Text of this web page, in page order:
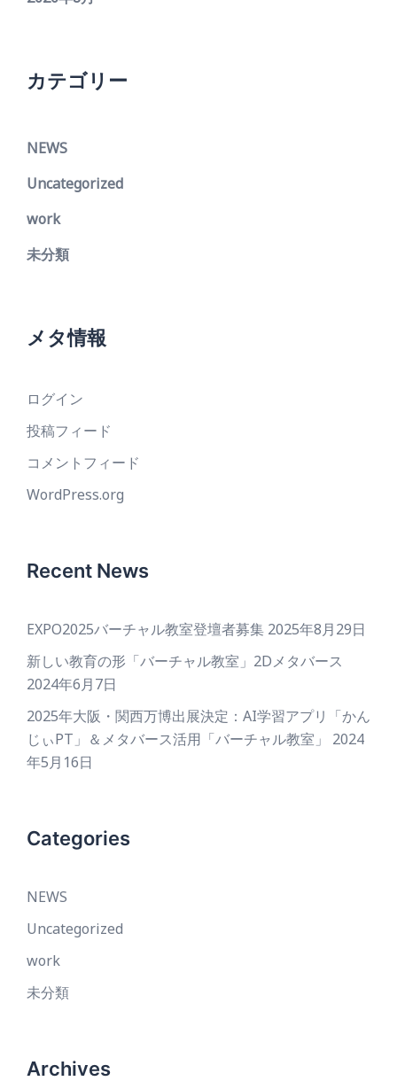
カテゴリー
NEWS
Uncategorized
work
未分類
メタ情報
ログイン
投稿フィード
コメントフィード
WordPress.org
Recent News
EXPO2025バーチャル教室登壇者募集 2025年8月29日
新しい教育の形「バーチャル教室」2Dメタバース
2024年6月7日
2025年大阪・関西万博出展決定：AI学習アプリ「かん
じぃPT」＆メタバース活用「バーチャル教室」
2024
年5月16日
Categories
NEWS
Uncategorized
work
未分類
Archives